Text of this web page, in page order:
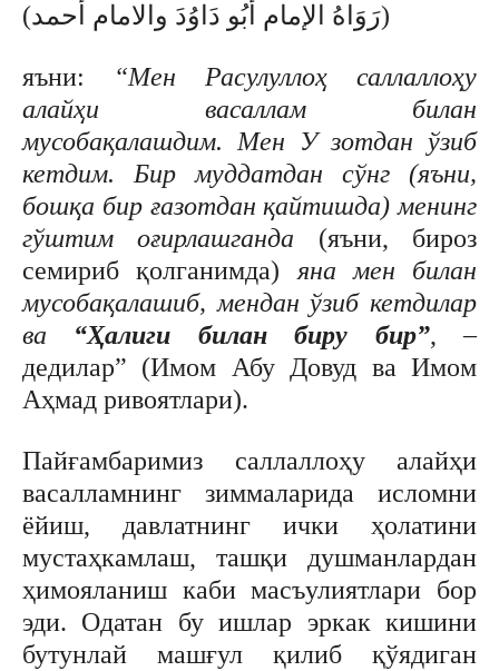
(رَوَاهُ الإمام أَبُو دَاوُدَ والامام أحمد)
яъни:
“Мен Расулуллоҳ саллаллоҳу
алайҳи васаллам билан
мусобақалашдим. Мен У зотдан ўзиб
кетдим. Бир муддатдан сўнг (яъни,
бошқа бир ғазотдан қайтишда) менинг
гўштим оғирлашганда (яъни, бироз
семириб қолганимда)яна мен билан
мусобақалашиб, мендан ўзиб кетдилар
ва
“Ҳалиги билан биру бир”, –
дедилар” (Имом Абу Довуд ва Имом
Аҳмад ривоятлари).
Пайғамбаримиз саллаллоҳу алайҳи
васалламнинг зиммаларида исломни
ёйиш, давлатнинг ички ҳолатини
мустаҳкамлаш, ташқи душманлардан
ҳимояланиш каби масъулиятлари бор
эди. Одатан бу ишлар эркак кишини
бутунлай машғул қилиб қўядиган